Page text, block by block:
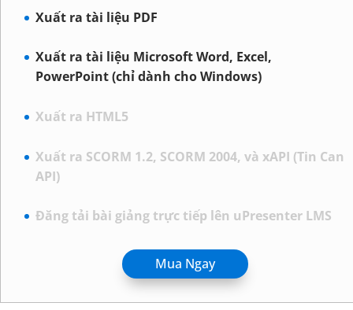
Xuất ra tài liệu PDF
Xuất ra tài liệu Microsoft Word, Excel,
PowerPoint (chỉ dành cho Windows)
Xuất ra HTML5
Xuất ra SCORM 1.2, SCORM 2004, và xAPI (Tin Can
API)
Đăng tải bài giảng trực tiếp lên uPresenter LMS
Mua Ngay